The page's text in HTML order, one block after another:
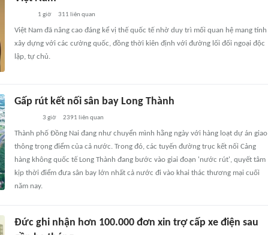
1 giờ 311 liên quan
Việt Nam đã nâng cao đáng kể vị thế quốc tế nhờ duy trì mối quan hệ mang tính
xây dựng với các cường quốc, đồng thời kiên định với đường lối đối ngoại độc
lập, tự chủ.
Gấp rút kết nối sân bay Long Thành
3 giờ 2391 liên quan
Thành phố Đồng Nai đang như chuyển mình hằng ngày với hàng loạt dự án giao
thông trọng điểm của cả nước. Trong đó, các tuyến đường trục kết nối Cảng
hàng không quốc tế Long Thành đang bước vào giai đoạn 'nước rút', quyết tâm
kịp thời điểm đưa sân bay lớn nhất cả nước đi vào khai thác thương mại cuối
năm nay.
Đức ghi nhận hơn 100.000 đơn xin trợ cấp xe điện sau